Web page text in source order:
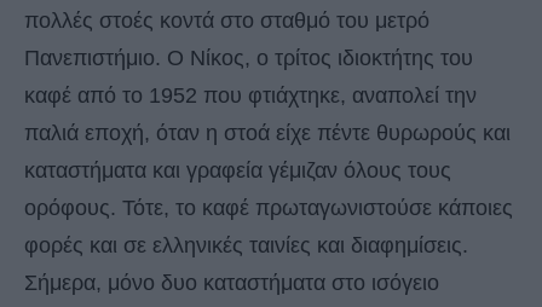
πολλές στοές κοντά στο σταθμό του μετρό
Πανεπιστήμιο. Ο Νίκος, ο τρίτος ιδιοκτήτης του
καφέ από το 1952 που φτιάχτηκε, αναπολεί την
παλιά εποχή, όταν η στοά είχε πέντε θυρωρούς και
καταστήματα και γραφεία γέμιζαν όλους τους
ορόφους. Τότε, το καφέ πρωταγωνιστούσε κάποιες
φορές και σε ελληνικές ταινίες και διαφημίσεις.
Σήμερα, μόνο δυο καταστήματα στο ισόγειο